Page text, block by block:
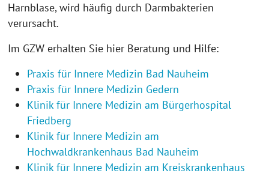
Harnblase, wird häufig durch Darmbakterien
verursacht.
Im GZW erhalten Sie hier Beratung und Hilfe:
Praxis für Innere Medizin Bad Nauheim
Praxis für Innere Medizin Gedern
Klinik für Innere Medizin am Bürgerhospital
Friedberg
Klinik für Innere Medizin am
Hochwaldkrankenhaus Bad Nauheim
Klinik für Innere Medizin am Kreiskrankenhaus